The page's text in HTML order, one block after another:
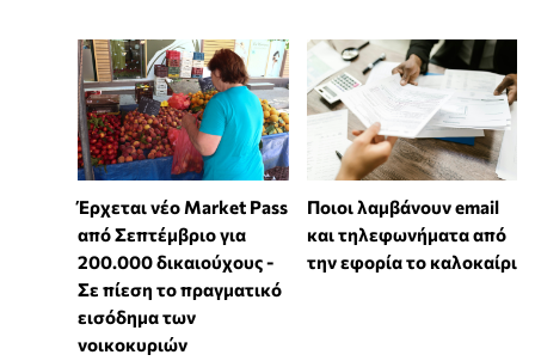
Έρχεται νέο Market Pass
από Σεπτέμβριο για
200.000 δικαιούχους -
Σε πίεση το πραγματικό
εισόδημα των
νοικοκυριών
Ποιοι λαμβάνουν email
και τηλεφωνήματα από
την εφορία το καλοκαίρι